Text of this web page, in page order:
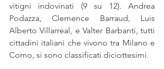
vitigni indovinati (9 su 12). Andrea
Podazza, Clemence Barraud, Luis
Alberto Villarreal, e Valter Barbanti, tutti
cittadini italiani che vivono tra Milano e
Como, si sono classificati diciottesimi.